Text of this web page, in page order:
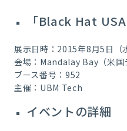
「Black Hat
展示日時：2015年8月5日（
会場：Mandalay Bay（米国
ブース番号：952
主催：UBM Tech
イベントの詳細